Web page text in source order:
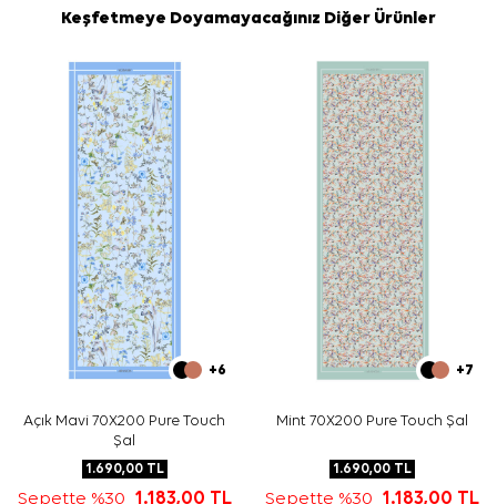
Keşfetmeye Doyamayacağınız Diğer Ürünler
+6
Açık Mavi 70X200 Pure Touch
Şal
1.690,00TL
Sepette %30 1.183,00 TL
+7
Mint 70X200 Pure Touch Şal
1.690,00 TL
Sepette %30 1.183,00 TL